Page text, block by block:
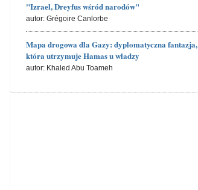
"Izrael, Dreyfus wśród narodów"
autor: Grégoire Canlorbe
Mapa drogowa dla Gazy: dyplomatyczna fantazja,
która utrzymuje Hamas u władzy
autor: Khaled Abu Toameh